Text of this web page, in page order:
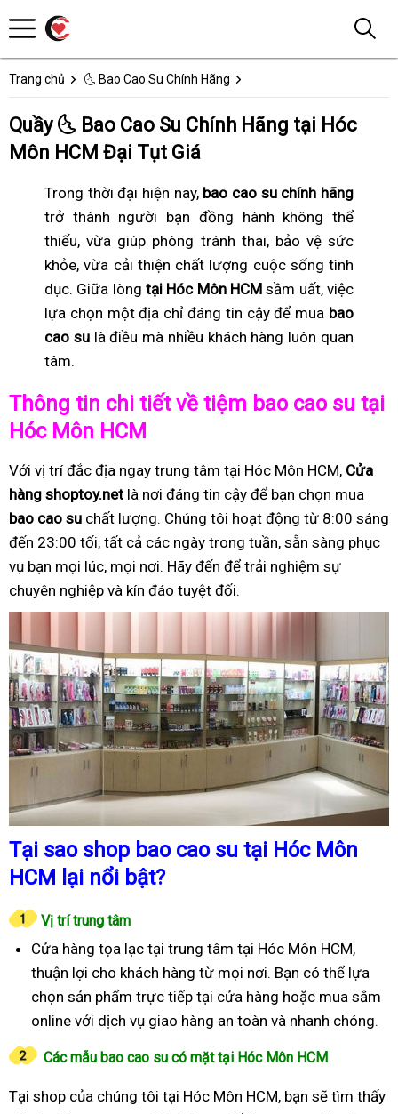
Trang chủ 🌜 Bao Cao Su Chính Hãng
Quầy 🌜 Bao Cao Su Chính Hãng tại Hóc
Môn HCM Đại Tụt Giá
Trong thời đại hiện nay, bao cao su chính hãng
trở thành người bạn đồng hành không thể
thiếu, vừa giúp phòng tránh thai, bảo vệ sức
khỏe, vừa cải thiện chất lượng cuộc sống tình
dục. Giữa lòng tại Hóc Môn HCM sầm uất, việc
lựa chọn một địa chỉ đáng tin cậy để mua bao
cao sulà điều mà nhiều khách hàng luôn quan
tâm.
Thông tin chi tiết về tiệm bao cao su tại
Hóc Môn HCM
Với vị trí đắc địa ngay trung tâm tại Hóc Môn HCM, Cửa
hàng shoptoy.net là nơi đáng tin cậy để bạn chọn mua
bao cao su chất lượng. Chúng tôi hoạt động từ 8:00 sáng
đến 23:00 tối, tất cả các ngày trong tuần, sẵn sàng phục
vụ bạn mọi lúc, mọi nơi. Hãy đến để trải nghiệm sự
chuyên nghiệp và kín đáo tuyệt đối.
Tại sao shop bao cao su tại Hóc Môn
HCM lại nổi bật?
Vị trí trung tâm
Cửa hàng tọa lạc tại trung tâm tại Hóc Môn HCM,
thuận lợi cho khách hàng từ mọi nơi. Bạn có thể lựa
chọn sản phẩm trực tiếp tại cửa hàng hoặc mua sắm
online với dịch vụ giao hàng an toàn và nhanh chóng.
Các mẫu bao cao su có mặt tại Hóc Môn HCM
Tại shop của chúng tôi tại Hóc Môn HCM, bạn sẽ tìm thấy